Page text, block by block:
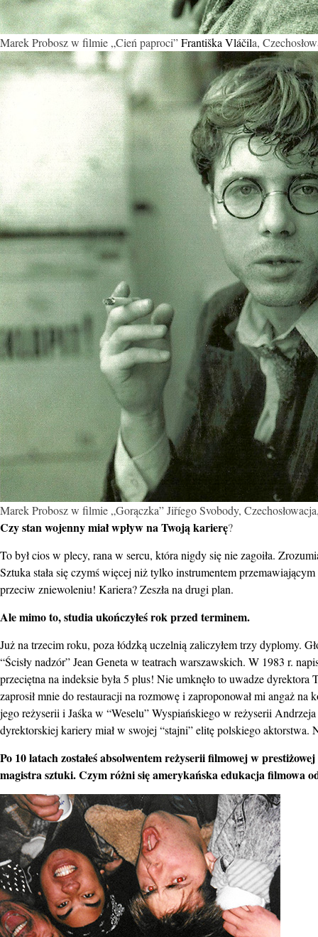
Marek Probosz w filmie „Cień paproci”Františka Vláčila,
Marek Probosz w filmie „Gorączka” Jiříego Svobody,
Czy stan wojenny miał wpływ na Twoją karierę?
To był cios w plecy, rana w sercu, która nigdy się nie zagoiła.
Sztuka stała się czymś więcej niż tylko instrumentem
przeciw zniewoleniu! Kariera? Zeszła na drugi plan.
Ale mimo to, studia ukończyłeś rok przed terminem.
Już na trzecim roku, poza łódzką uczelnią zaliczyłem trzy dyplomy.
“Ścisły nadzór” Jean Geneta w teatrach warszawskich. W 1983 r.
przeciętna na indeksie była 5 plus! Nie umknęło to uwadze
zaprosił mnie do restauracji na rozmowę i zaproponował mi angaż
jego reżyserii i Jaśka w “Weselu” Wyspiańskiego w reżyserii
dyrektorskiej kariery miał w swojej “stajni” elitę polskiego aktorstwa.
Po 10 latach zostałeś absolwentem reżyserii filmowej w
magistra sztuki. Czym różni się amerykańska edukacja filmowa